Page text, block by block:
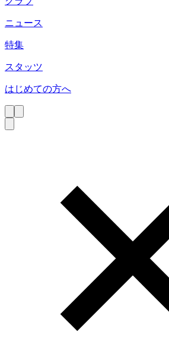
ニュース
特集
スタッツ
はじめての方へ